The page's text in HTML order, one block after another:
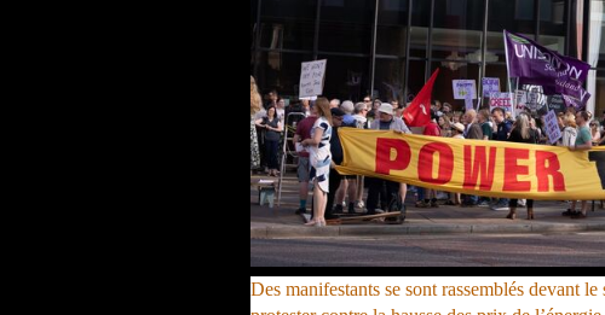
Des manifestants se sont rassemblés devant